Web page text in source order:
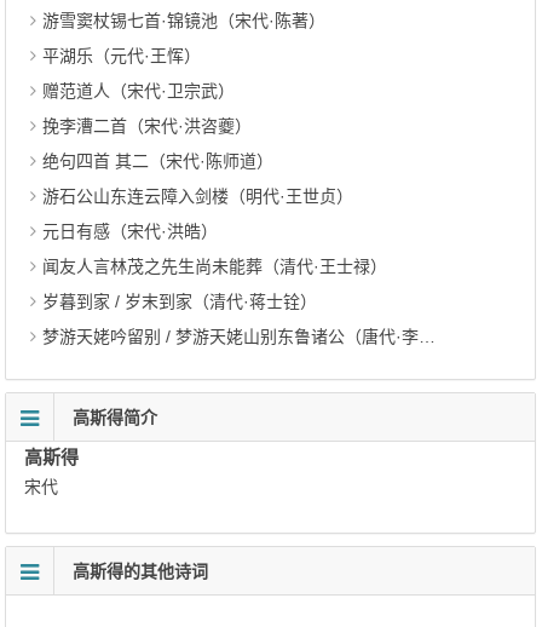
游雪窦杖锡七首·锦镜池（宋代·陈著）
平湖乐（元代·王恽）
赠范道人（宋代·卫宗武）
挽李漕二首（宋代·洪咨夔）
绝句四首 其二（宋代·陈师道）
游石公山东连云障入剑楼（明代·王世贞）
元日有感（宋代·洪皓）
闻友人言林茂之先生尚未能葬（清代·王士禄）
岁暮到家 / 岁末到家（清代·蒋士铨）
梦游天姥吟留别 / 梦游天姥山别东鲁诸公（唐代·李白）
高斯得简介
高斯得
宋代
高斯得的其他诗词